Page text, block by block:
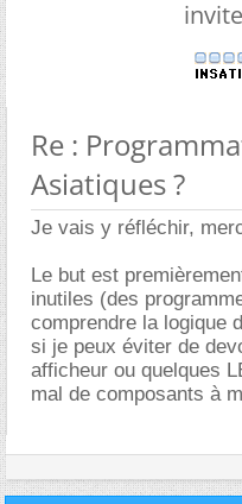
Re :
Asiatiques ?
Je vais y réfléchir,
Le but est
inutiles (des
comprendre la logique
si je peux éviter de
afficheur ou quelques
mal de composants à